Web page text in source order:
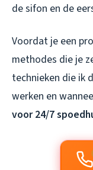
de sifon en de
Voordat je een
methodes die je
technieken die ik
werken en
voor 24/7